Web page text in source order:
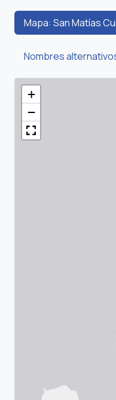
Mapa: San Matías
Nombres
+
−